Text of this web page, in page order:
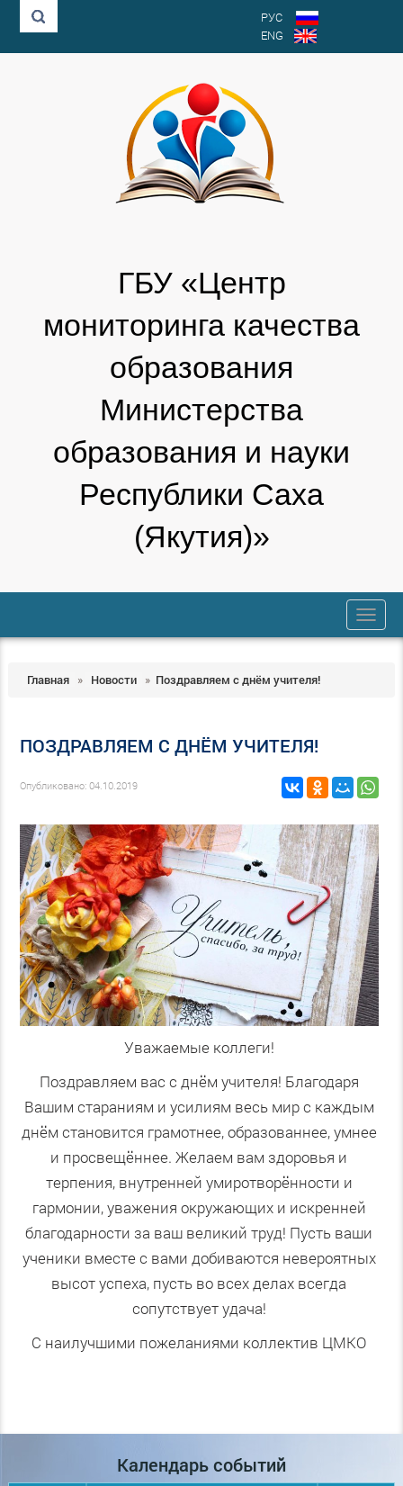
РУС
ENG
ГБУ «Центр
мониторинга качества
образования
Министерства
образования и науки
Республики Саха
(Якутия)»
trk
Главная » Новости » Поздравляем с днём учителя!
ПОЗДРАВЛЯЕМ С ДНЁМ УЧИТЕЛЯ!
Опубликовано: 04.10.2019
Уважаемые коллеги!
Поздравляем вас с днём учителя! Благодаря
Вашим стараниям и усилиям весь мир с каждым
днём становится грамотнее, образованнее, умнее
и просвещённее. Желаем вам здоровья и
терпения, внутренней умиротворённости и
гармонии, уважения окружающих и искренней
благодарности за ваш великий труд! Пусть ваши
ученики вместе с вами добиваются невероятных
высот успеха, пусть во всех делах всегда
сопутствует удача!
С наилучшими пожеланиями коллектив ЦМКО
Календарь событий